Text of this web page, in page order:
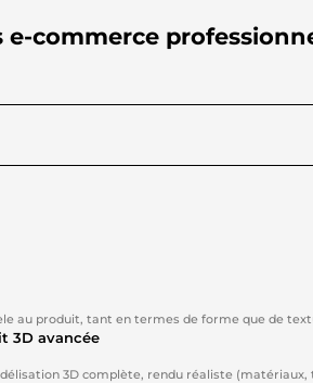
e-commerce
au produit, tant en termes de forme que de
3D avancée
3D complète, rendu réaliste (matériaux,